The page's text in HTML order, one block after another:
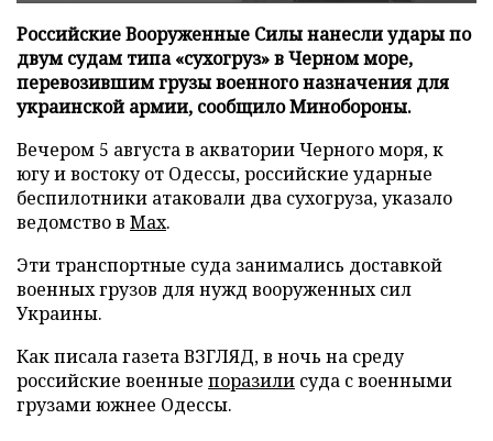
Российские Вооруженные Силы нанесли удары по
двум судам типа «сухогруз» в Черном море,
перевозившим грузы военного назначения для
украинской армии, сообщило Минобороны.
Вечером 5 августа в акватории Черного моря, к
югу и востоку от Одессы, российские ударные
беспилотники атаковали два сухогруза, указало
ведомство в Max.
Эти транспортные суда занимались доставкой
военных грузов для нужд вооруженных сил
Украины.
Как писала газета ВЗГЛЯД, в ночь на среду
российские военные поразили суда с военными
грузами южнее Одессы.